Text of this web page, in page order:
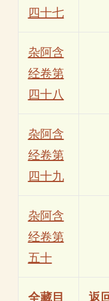
四十七
杂阿含
经卷第
四十八
杂阿含
经卷第
四十九
杂阿含
经卷第
五十
全藏目
返